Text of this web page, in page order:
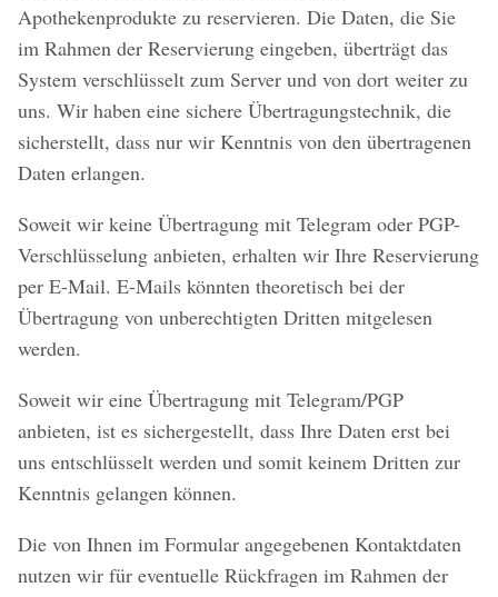
Apothekenprodukte zu reservieren. Die Daten, die Sie
im Rahmen der Reservierung eingeben, überträgt das
System verschlüsselt zum Server und von dort weiter zu
uns. Wir haben eine sichere Übertragungstechnik, die
sicherstellt, dass nur wir Kenntnis von den übertragenen
Daten erlangen.
Soweit wir keine Übertragung mit Telegram oder PGP-
Verschlüsselung anbieten, erhalten wir Ihre Reservierung
per E-Mail. E-Mails könnten theoretisch bei der
Übertragung von unberechtigten Dritten mitgelesen
werden.
Soweit wir eine Übertragung mit Telegram/PGP
anbieten, ist es sichergestellt, dass Ihre Daten erst bei
uns entschlüsselt werden und somit keinem Dritten zur
Kenntnis gelangen können.
Die von Ihnen im Formular angegebenen Kontaktdaten
nutzen wir für eventuelle Rückfragen im Rahmen der